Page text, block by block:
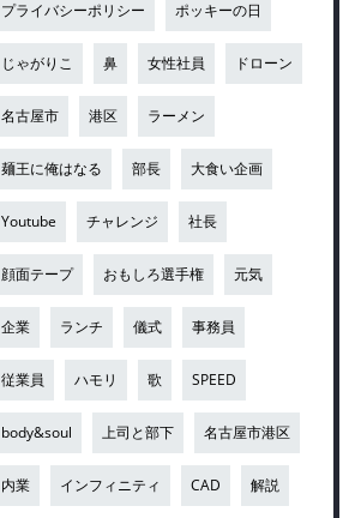
プライバシーポリシー ポッキーの日
じゃがりこ 鼻 女性社員 ドローン
名古屋市 港区 ラーメン
麺王に俺はなる 部長 大食い企画
Youtube チャレンジ 社長
顔面テープ おもしろ選手権 元気
企業 ランチ 儀式 事務員
従業員 ハモリ 歌 SPEED
body&soul 上司と部下 名古屋市港区
内業 インフィニティ CAD 解説